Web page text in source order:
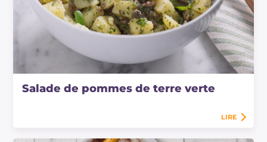
Salade de pommes de terre verte
LIRE